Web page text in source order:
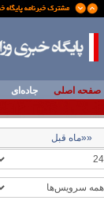
صفحه اصلی جاده‌ای
««ماه قبل